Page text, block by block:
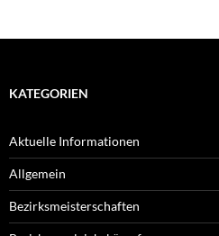
KATEGORIEN
Aktuelle Informationen
Allgemein
Bezirksmeisterschaften